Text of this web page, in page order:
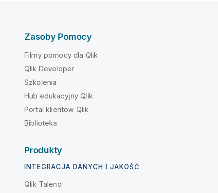
Zasoby Pomocy
Filmy pomocy dla Qlik
Qlik Developer
Szkolenia
Hub edukacyjny Qlik
Portal klientów Qlik
Biblioteka
Produkty
INTEGRACJA DANYCH I JAKOŚĆ
Qlik Talend